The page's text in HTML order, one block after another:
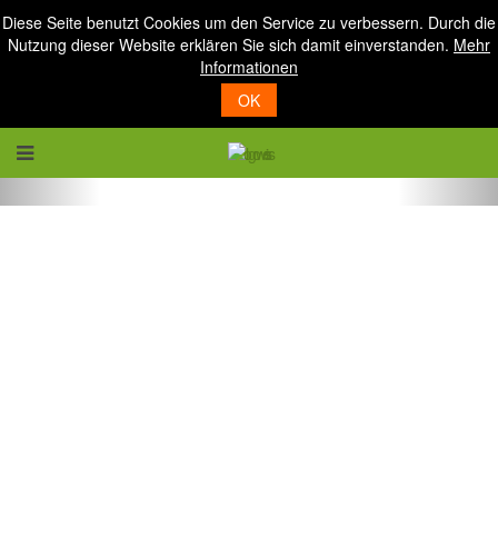
Diese Seite benutzt Cookies um den Service zu verbessern. Durch die
Nutzung dieser Website erklären Sie sich damit einverstanden. Mehr
Informationen
OK